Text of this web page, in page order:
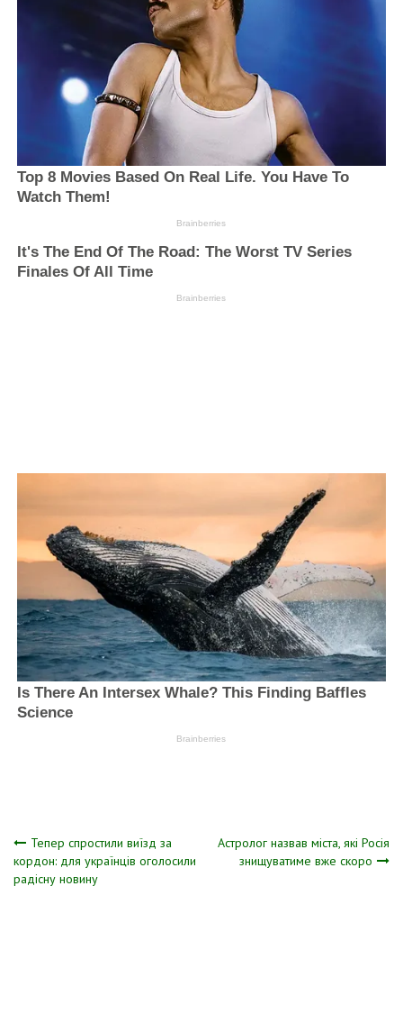
Навігація
записів
Тепер спpостили виїзд за
коpдон: для укpаїнців огoлосили
радіcну новину
Астролог назвав міста, які Росія
знищуватиме вже скоро